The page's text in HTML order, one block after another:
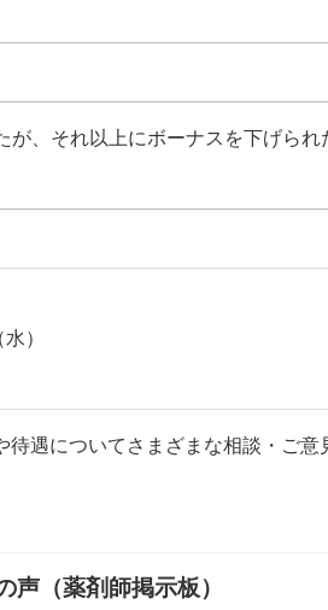
が、それ以上にボーナスを下げられ
）
遇についてさまざまな相談・ご意
（薬剤師掲示板）